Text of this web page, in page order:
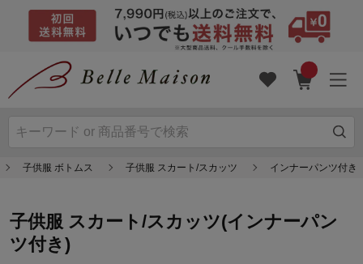
子供服 ボトムス 子供服 スカート/スカッツ インナーパンツ付き
子供服 スカート/スカッツ(インナーパン
ツ付き)